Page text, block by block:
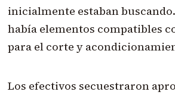
inicialmente estaban
había elementos compatibles
para el corte y
Los efectivos secuestraron